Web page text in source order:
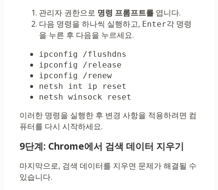
관리자 권한으로 명령 프롬프트를 엽니다.
다음 명령을 하나씩 실행하고, Enter각 명령
을 누른 후 다음을 누르세요.
ipconfig /flushdns
ipconfig /release
ipconfig /renew
netsh int ip reset
netsh winsock reset
이러한 명령을 실행한 후 변경 사항을 적용하려면 컴
퓨터를 다시 시작하세요.
9단계: Chrome에서 검색 데이터 지우기
마지막으로, 검색 데이터를 지우면 문제가 해결될 수
있습니다.